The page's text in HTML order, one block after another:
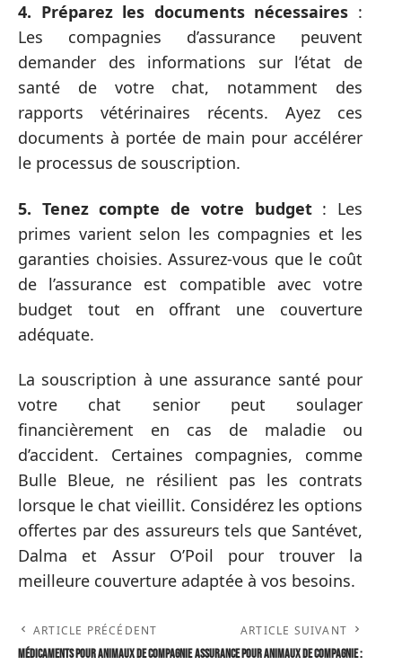
4. Préparez les documents nécessaires :
Les compagnies d’assurance peuvent
demander des informations sur l’état de
santé de votre chat, notamment des
rapports vétérinaires récents. Ayez ces
documents à portée de main pour accélérer
le processus de souscription.
5. Tenez compte de votre budget: Les
primes varient selon les compagnies et les
garanties choisies. Assurez-vous que le coût
de l’assurance est compatible avec votre
budget tout en offrant une couverture
adéquate.
La souscription à une assurance santé pour
votre chat senior peut soulager
financièrement en cas de maladie ou
d’accident. Certaines compagnies, comme
Bulle Bleue, ne résilient pas les contrats
lorsque le chat vieillit. Considérez les options
offertes par des assureurs tels que Santévet,
Dalma et Assur O’Poil pour trouver la
meilleure couverture adaptée à vos besoins.
ARTICLE PRÉCÉDENT
Médicaments pour animaux de compagnie
ARTICLE SUIVANT
Assurance pour animaux de compagnie :